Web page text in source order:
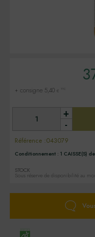
+ consigne 5,40 € TTC
-
+
Référence :043079
Conditionnement : 1 CAISSE(S)
STOCK
Sous réserve de disponibilité au